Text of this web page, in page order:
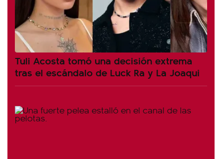
Tuli Acosta tomó una decisión extrema
tras el escándalo de Luck Ra y La Joaqui